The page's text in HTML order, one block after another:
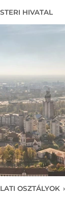
HIVATAL
OSZTÁLYOK ›